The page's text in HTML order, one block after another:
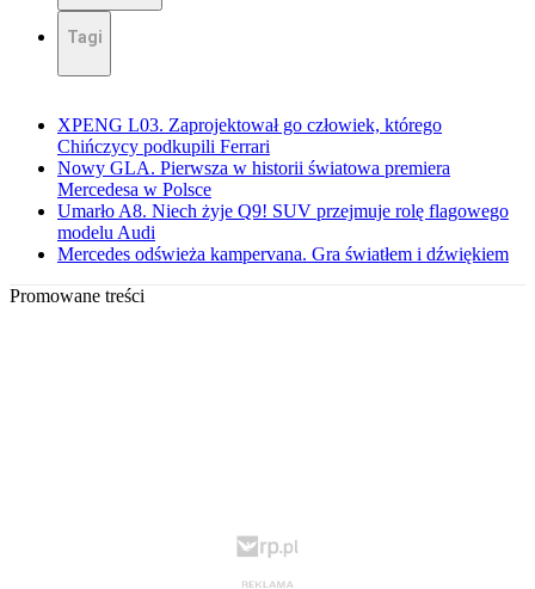
Tagi
XPENG L03. Zaprojektował go człowiek, którego
Chińczycy podkupili Ferrari
Nowy GLA. Pierwsza w historii światowa premiera
Mercedesa w Polsce
Umarło A8. Niech żyje Q9! SUV przejmuje rolę flagowego
modelu Audi
Mercedes odświeża kampervana. Gra światłem i dźwiękiem
Promowane treści